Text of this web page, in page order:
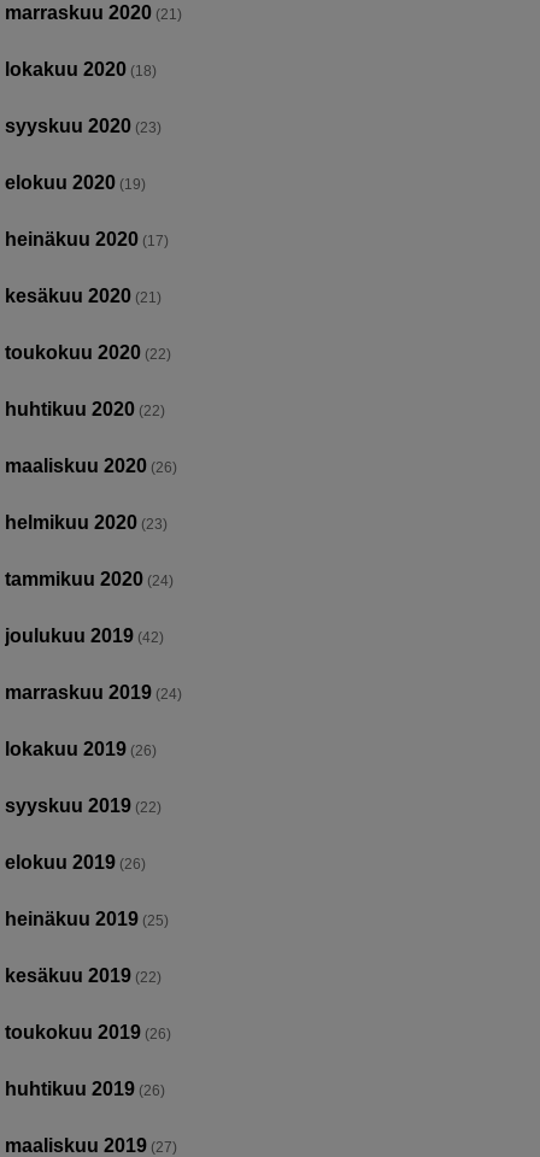
marraskuu 2020 (21)
lokakuu 2020 (18)
syyskuu 2020 (23)
elokuu 2020 (19)
heinäkuu 2020 (17)
kesäkuu 2020 (21)
toukokuu 2020 (22)
huhtikuu 2020 (22)
maaliskuu 2020 (26)
helmikuu 2020 (23)
tammikuu 2020 (24)
joulukuu 2019 (42)
marraskuu 2019 (24)
lokakuu 2019 (26)
syyskuu 2019 (22)
elokuu 2019 (26)
heinäkuu 2019 (25)
kesäkuu 2019 (22)
toukokuu 2019 (26)
huhtikuu 2019 (26)
maaliskuu 2019 (27)